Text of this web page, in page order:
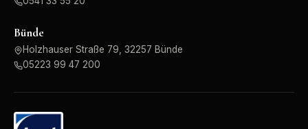
Bünde
Holzhauser Straße 79, 32257 Bünde
05223 99 47 200